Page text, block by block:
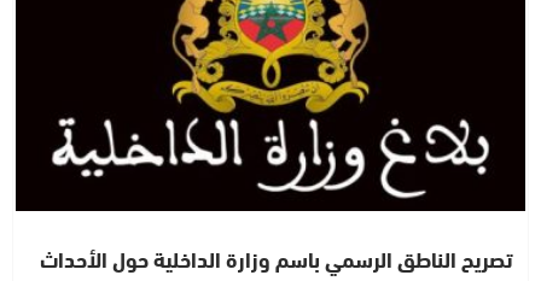
تصريح الناطق الرسمي باسم وزارة الداخلية حول الأحداث